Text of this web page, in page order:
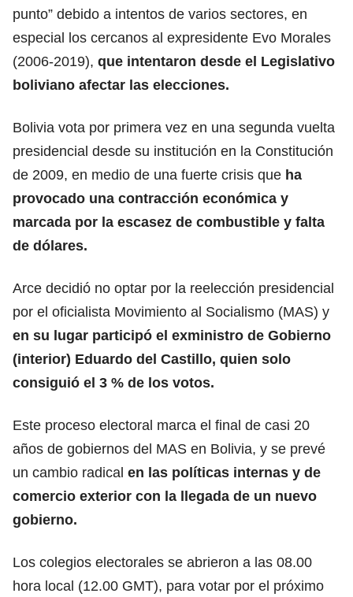
punto” debido a intentos de varios sectores, en
especial los cercanos al expresidente Evo Morales
(2006-2019), que intentaron desde el Legislativo
boliviano afectar las elecciones.
Bolivia vota por primera vez en una segunda vuelta
presidencial desde su institución en la Constitución
de 2009, en medio de una fuerte crisis que ha
provocado una contracción económica y
marcada por la escasez de combustible y falta
de dólares.
Arce decidió no optar por la reelección presidencial
por el oficialista Movimiento al Socialismo (MAS) y
en su lugar participó el exministro de Gobierno
(interior) Eduardo del Castillo, quien solo
consiguió el 3 % de los votos.
Este proceso electoral marca el final de casi 20
años de gobiernos del MAS en Bolivia, y se prevé
un cambio radical en las políticas internas y de
comercio exterior con la llegada de un nuevo
gobierno.
Los colegios electorales se abrieron a las 08.00
hora local (12.00 GMT), para votar por el próximo